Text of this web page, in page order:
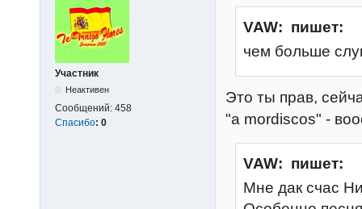
Участник
Неактивен
Сообщений: 458
Спасибо: 0
VAW: пишет:
чем больше
Это ты прав,
"a mordiscos" -
VAW: пишет:
Мне дак счас